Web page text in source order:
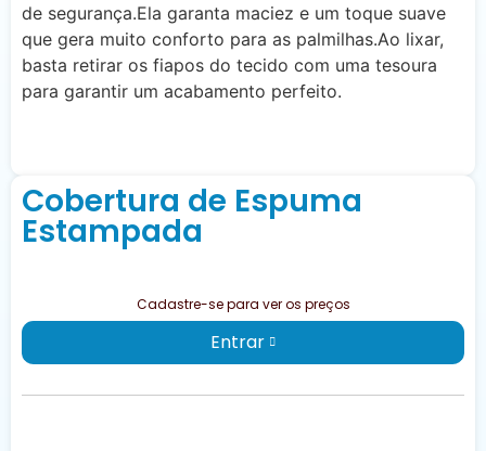
de segurança.Ela garanta maciez e um toque suave
que gera muito conforto para as palmilhas.Ao lixar,
basta retirar os fiapos do tecido com uma tesoura
para garantir um acabamento perfeito.
Cobertura de Espuma
Estampada
Cadastre-se para ver os preços
Entrar